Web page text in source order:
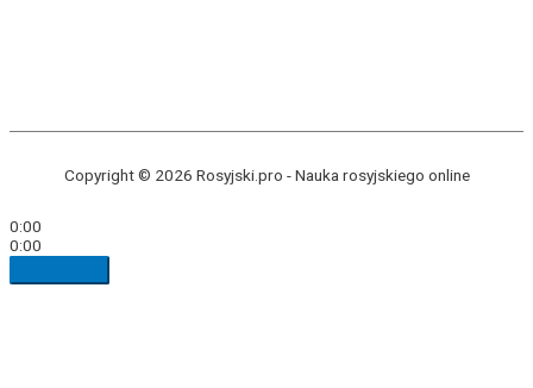
Copyright © 2026 Rosyjski.pro -Nauka rosyjskiego online
0:00
0:00